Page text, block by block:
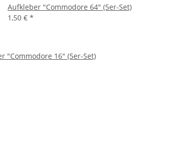
Aufkleber "Commodore 64" (5er-Set)
1,50 € *